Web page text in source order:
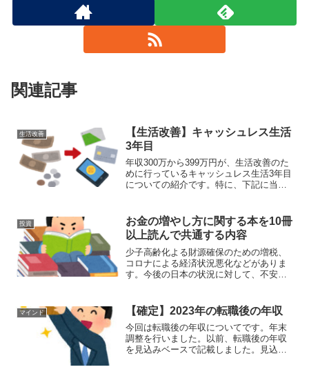
関連記事
生活改善
【生活改善】キャッシュレス生活
3年目
年収300万から399万円が、生活改善のた
めに行っているキャッシュレス生活3年目
についての紹介です。特に、下記に当て
討して人②．キャッシュレス生活3年目の
実態を知りたい...
投資
お金の増やし方に関する本を10冊
以上読んで共通する内容
少子高齢化よる財源確保のための増税、
コロナによる経済状況悪化などがありま
す。今後の日本の状況に対して、不安を
と考えていると思います。私も不安に感
じ、お金の増やし方に関す...
マインド 【確定】2023年の転職後の年収
今回は転職後の年収についてです。年末
調整を行いました。以前、転職後の年収
を見込みベースで記載しました。見込み